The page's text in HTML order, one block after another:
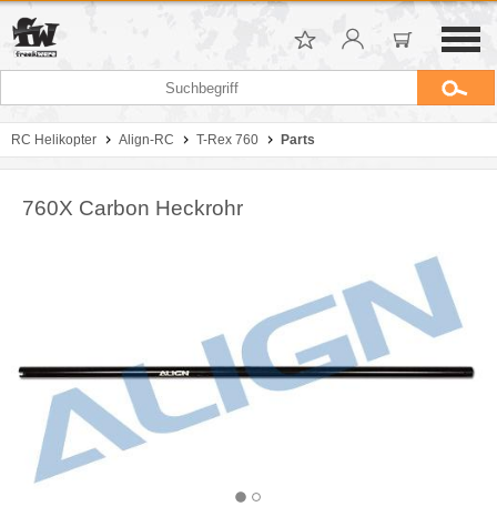
RC Helikopter Align-RC T-Rex 760 Parts
760X Carbon Heckrohr